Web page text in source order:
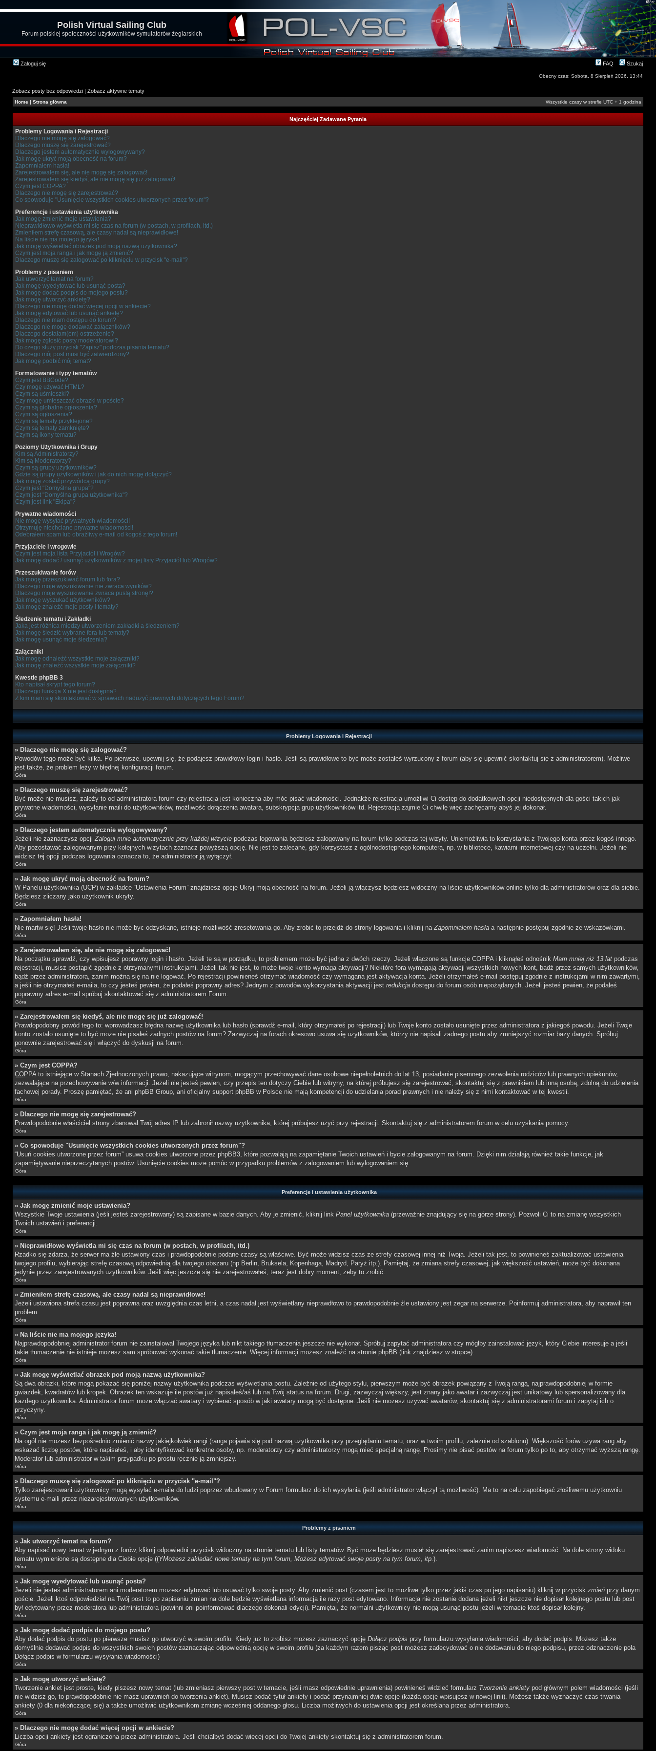
Polish Virtual Sailing Club
Forum polskiej społeczności użytkowników symulatorów żeglarskich
Zaloguj się FAQ Szukaj
Obecny czas: Sobota, 8 Sierpień 2026, 13:44
Zobacz posty bez odpowiedzi | Zobacz aktywne tematy
Home | Strona główna Wszystkie czasy w strefie UTC + 1 godzina
Najczęściej Zadawane Pytania
Problemy Logowania i Rejestracji
Dlaczego nie mogę się zalogować?
Dlaczego muszę się zarejestrować?
Dlaczego jestem automatycznie wylogowywany?
Jak mogę ukryć moją obecność na forum?
Zapomniałem hasła!
Zarejestrowałem się, ale nie mogę się zalogować!
Zarejestrowałem się kiedyś, ale nie mogę się już zalogować!
Czym jest COPPA?
Dlaczego nie mogę się zarejestrować?
Co spowoduje "Usunięcie wszystkich cookies utworzonych przez forum"?
Preferencje i ustawienia użytkownika
Jak mogę zmienić moje ustawienia?
Nieprawidłowo wyświetla mi się czas na forum (w postach, w profilach, itd.)
Zmieniłem strefę czasową, ale czasy nadal są nieprawidłowe!
Na liście nie ma mojego języka!
Jak mogę wyświetlać obrazek pod moją nazwą użytkownika?
Czym jest moja ranga i jak mogę ją zmienić?
Dlaczego muszę się zalogować po kliknięciu w przycisk "e-mail"?
Problemy z pisaniem
Jak utworzyć temat na forum?
Jak mogę wyedytować lub usunąć posta?
Jak mogę dodać podpis do mojego postu?
Jak mogę utworzyć ankietę?
Dlaczego nie mogę dodać więcej opcji w ankiecie?
Jak mogę edytować lub usunąć ankietę?
Dlaczego nie mam dostępu do forum?
Dlaczego nie mogę dodawać załączników?
Dlaczego dostałam(em) ostrzeżenie?
Jak mogę zgłosić posty moderatorowi?
Do czego służy przycisk "Zapisz" podczas pisania tematu?
Dlaczego mój post musi być zatwierdzony?
Jak mogę podbić mój temat?
Formatowanie i typy tematów
Czym jest BBCode?
Czy mogę używać HTML?
Czym są uśmieszki?
Czy mogę umieszczać obrazki w poście?
Czym są globalne ogłoszenia?
Czym są ogłoszenia?
Czym są tematy przyklejone?
Czym są tematy zamknięte?
Czym są ikony tematu?
Poziomy Użytkownika i Grupy
Kim są Administratorzy?
Kim są Moderatorzy?
Czym są grupy użytkowników?
Gdzie są grupy użytkowników i jak do nich mogę dołączyć?
Jak mogę zostać przywódcą grupy?
Czym jest "Domyślna grupa"?
Czym jest "Domyślna grupa użytkownika"?
Czym jest link "Ekipa"?
Prywatne wiadomości
Nie mogę wysyłać prywatnych wiadomości!
Otrzymuję niechciane prywatne wiadomości!
Odebrałem spam lub obraźliwy e-mail od kogoś z tego forum!
Przyjaciele i wrogowie
Czym jest moja lista Przyjaciół i Wrogów?
Jak mogę dodać / usunąć użytkowników z mojej listy Przyjaciół lub Wrogów?
Przeszukiwanie forów
Jak mogę przeszukiwać forum lub fora?
Dlaczego moje wyszukiwanie nie zwraca wyników?
Dlaczego moje wyszukiwanie zwraca pustą stronę!?
Jak mogę wyszukać użytkowników?
Jak mogę znaleźć moje posty i tematy?
Śledzenie tematu i Zakładki
Jaka jest różnica między utworzeniem zakładki a śledzeniem?
Jak mogę śledzić wybrane fora lub tematy?
Jak mogę usunąć moje śledzenia?
Załączniki
Jak mogę odnaleźć wszystkie moje załączniki?
Jak mogę znaleźć wszystkie moje załączniki?
Kwestie phpBB 3
Kto napisał skrypt tego forum?
Dlaczego funkcja X nie jest dostępna?
Z kim mam się skontaktować w sprawach nadużyć prawnych dotyczących tego Forum?
Problemy Logowania i Rejestracji
» Dlaczego nie mogę się zalogować?
Powodów tego może być kilka. Po pierwsze, upewnij się, że podajesz prawidłowy login i hasło. Jeśli są prawidłowe to być może zostałeś wyrzucony z forum (aby się upewnić skontaktuj się z administratorem). Możliwe
jest także, że problem leży w błędnej konfiguracji forum.
Góra
» Dlaczego muszę się zarejestrować?
Być może nie musisz, zależy to od administratora forum czy rejestracja jest konieczna aby móc pisać wiadomości. Jednakże rejestracja umożliwi Ci dostęp do dodatkowych opcji niedostępnych dla gości takich jak
prywatne wiadomości, wysyłanie maili do użytkowników, możliwość dołączenia awatara, subskrypcja grup użytkowników itd. Rejestracja zajmie Ci chwilę więc zachęcamy abyś jej dokonał.
Góra
» Dlaczego jestem automatycznie wylogowywany?
Jeżeli nie zaznaczysz opcjiZaloguj mnie automatycznie przy każdej wizycie podczas logowania będziesz zalogowany na forum tylko podczas tej wizyty. Uniemożliwia to korzystania z Twojego konta przez kogoś innego.
Aby pozostawać zalogowanym przy kolejnych wizytach zaznacz powyższą opcję. Nie jest to zalecane, gdy korzystasz z ogólnodostępnego komputera, np. w bibliotece, kawiarni internetowej czy na uczelni. Jeżeli nie
widzisz tej opcji podczas logowania oznacza to, że administrator ją wyłączył.
Góra
» Jak mogę ukryć moją obecność na forum?
W Panelu użytkownika (UCP) w zakładce “Ustawienia Forum” znajdziesz opcję Ukryj moją obecność na forum. Jeżeli ją włączysz będziesz widoczny na liście użytkowników online tylko dla administratorów oraz dla siebie.
Będziesz zliczany jako użytkownik ukryty.
Góra
» Zapomniałem hasła!
Nie martw się! Jeśli twoje hasło nie może byc odzyskane, istnieje możliwość zresetowania go. Aby zrobić to przejdź do strony logowania i kliknij naZapomniałem hasła a następnie postępuj zgodnie ze wskazówkami.
Góra
» Zarejestrowałem się, ale nie mogę się zalogować!
Na początku sprawdź, czy wpisujesz poprawny login i hasło. Jeżeli te są w porządku, to problemem może być jedna z dwóch rzeczy. Jeżeli włączone są funkcje COPPA i kliknąłeś odnośnik Mam mniej niż 13 lat podczas
rejestracji, musisz postąpić zgodnie z otrzymanymi instrukcjami. Jeżeli tak nie jest, to może twoje konto wymaga aktywacji? Niektóre fora wymagają aktywacji wszystkich nowych kont, bądź przez samych użytkowników,
bądź przez administratora, zanim można się na nie logować. Po rejestracji powinieneś otrzymać wiadomość czy wymagana jest aktywacja konta. Jeżeli otrzymałeś e-mail postępuj zgodnie z instrukcjami w nim zawartymi,
a jeśli nie otrzymałeś e-maila, to czy jesteś pewien, że podałeś poprawny adres? Jednym z powodów wykorzystania aktywacji jest redukcja dostępu do forum osób niepożądanych. Jeżeli jesteś pewien, że podałeś
poprawmy adres e-mail spróbuj skontaktować się z administratorem Forum.
Góra
» Zarejestrowałem się kiedyś, ale nie mogę się już zalogować!
Prawdopodobny powód tego to: wprowadzasz błędna nazwę użytkownika lub hasło (sprawdź e-mail, który otrzymałeś po rejestracji) lub Twoje konto zostało usunięte przez administratora z jakiegoś powodu. Jeżeli Twoje
konto zostało usunięte to być może nie pisałeś żadnych postów na forum? Zazwyczaj na forach okresowo usuwa się użytkowników, którzy nie napisali żadnego postu aby zmniejszyć rozmiar bazy danych. Spróbuj
ponownie zarejestrować się i włączyć do dyskusji na forum.
Góra
» Czym jest COPPA?
COPPAto istniejące w Stanach Zjednoczonych prawo, nakazujące witrynom, mogącym przechowywać dane osobowe niepełnoletnich do lat 13, posiadanie pisemnego zezwolenia rodziców lub prawnych opiekunów,
zezwalające na przechowywanie w/w informacji. Jeżeli nie jesteś pewien, czy przepis ten dotyczy Ciebie lub witryny, na której próbujesz się zarejestrować, skontaktuj się z prawnikiem lub inną osobą, zdolną do udzielenia
fachowej porady. Proszę pamiętać, że ani phpBB Group, ani oficjalny support phpBB w Polsce nie mają kompetencji do udzielania porad prawnych i nie należy się z nimi kontaktować w tej kwestii.
Góra
» Dlaczego nie mogę się zarejestrować?
Prawdopodobnie właściciel strony zbanował Twój adres IP lub zabronił nazwy użytkownika, której próbujesz użyć przy rejestracji. Skontaktuj się z administratorem forum w celu uzyskania pomocy.
Góra
» Co spowoduje "Usunięcie wszystkich cookies utworzonych przez forum"?
“Usuń cookies utworzone przez forum” usuwa cookies utworzone przez phpBB3, które pozwalają na zapamiętanie Twoich ustawień i bycie zalogowanym na forum. Dzięki nim działają również takie funkcje, jak
zapamiętywanie nieprzeczytanych postów. Usunięcie cookies może pomóc w przypadku problemów z zalogowaniem lub wylogowaniem się.
Góra
Preferencje i ustawienia użytkownika
» Jak mogę zmienić moje ustawienia?
Wszystkie Twoje ustawienia (jeśli jesteś zarejestrowany) są zapisane w bazie danych. Aby je zmienić, kliknij link Panel użytkownika (przeważnie znajdujący się na górze strony). Pozwoli Ci to na zmianę wszystkich
Twoich ustawień i preferencji.
Góra
» Nieprawidłowo wyświetla mi się czas na forum (w postach, w profilach, itd.)
Rzadko się zdarza, że serwer ma źle ustawiony czas i prawdopodobnie podane czasy są właściwe. Być może widzisz czas ze strefy czasowej innej niż Twoja. Jeżeli tak jest, to powinieneś zaktualizować ustawienia
twojego profilu, wybierając strefę czasową odpowiednią dla twojego obszaru (np Berlin, Bruksela, Kopenhaga, Madryd, Paryż itp.). Pamiętaj, że zmiana strefy czasowej, jak większość ustawień, może być dokonana
jedynie przez zarejestrowanych użytkowników. Jeśli więc jeszcze się nie zarejestrowałeś, teraz jest dobry moment, żeby to zrobić.
Góra
» Zmieniłem strefę czasową, ale czasy nadal są nieprawidłowe!
Jeżeli ustawiona strefa czasu jest poprawna oraz uwzględnia czas letni, a czas nadal jest wyświetlany nieprawdłowo to prawdopodobnie źle ustawiony jest zegar na serwerze. Poinformuj administratora, aby naprawił ten
problem.
Góra
» Na liście nie ma mojego języka!
Najprawdopodobniej administrator forum nie zainstalował Twojego języka lub nikt takiego tłumaczenia jeszcze nie wykonał. Spróbuj zapytać administratora czy mógłby zainstalować język, który Ciebie interesuje a jeśli
takie tłumaczenie nie istnieje możesz sam spróbować wykonać takie tłumaczenie. Więcej informacji możesz znaleźć na stronie phpBB (link znajdziesz w stopce).
Góra
» Jak mogę wyświetlać obrazek pod moją nazwą użytkownika?
Są dwa obrazki, które mogą pokazać się poniżej nazwy użytkownika podczas wyświetlania postu. Zależnie od użytego stylu, pierwszym może być obrazek powiązany z Twoją rangą, najprawdopodobniej w formie
gwiazdek, kwadratów lub kropek. Obrazek ten wskazuje ile postów już napisałeś/aś lub na Twój status na forum. Drugi, zazwyczaj większy, jest znany jako awatar i zazwyczaj jest unikatowy lub spersonalizowany dla
każdego użytkownika. Administrator forum może włączać awatary i wybierać sposób w jaki awatary mogą być dostępne. Jeśli nie możesz używać awatarów, skontaktuj się z administratorami forum i zapytaj ich o
przyczyny.
Góra
» Czym jest moja ranga i jak mogę ją zmienić?
Na ogół nie możesz bezpośrednio zmienić nazwy jakiejkolwiek rangi (ranga pojawia się pod nazwą użytkownika przy przeglądaniu tematu, oraz w twoim profilu, zależnie od szablonu). Większość forów używa rang aby
wskazać liczbę postów, które napisałeś, i aby identyfikować konkretne osoby, np. moderatorzy czy administratorzy mogą mieć specjalną rangę. Prosimy nie pisać postów na forum tylko po to, aby otrzymać wyższą rangę.
Moderator lub administrator w takim przypadku po prostu ręcznie ją zmniejszy.
Góra
» Dlaczego muszę się zalogować po kliknięciu w przycisk "e-mail"?
Tylko zarejestrowani użytkownicy mogą wysyłać e-maile do ludzi poprzez wbudowany w Forum formularz do ich wysyłania (jeśli administrator włączył tą możliwość). Ma to na celu zapobiegać złośliwemu użytkowniu
systemu e-maili przez niezarejestrowanych użytkowników.
Góra
Problemy z pisaniem
» Jak utworzyć temat na forum?
Aby napisać nowy temat w jednym z forów, kliknij odpowiedni przycisk widoczny na stronie tematu lub listy tematów. Być może będziesz musiał się zarejestrować zanim napiszesz wiadomość. Na dole strony widoku
tematu wymienione są dostępne dla Ciebie opcje ((YMożesz zakładać nowe tematy na tym forum, Możesz edytować swoje posty na tym forum, itp.).
Góra
» Jak mogę wyedytować lub usunąć posta?
Jeżeli nie jesteś administratorem ani moderatorem możesz edytować lub usuwać tylko swoje posty. Aby zmienić post (czasem jest to możliwe tylko przez jakiś czas po jego napisaniu) kliknij w przycisk zmień przy danym
poście. Jeżeli ktoś odpowiedział na Twój post to po zapisaniu zmian na dole będzie wyświetlana informacja ile razy post edytowano. Informacja nie zostanie dodana jeżeli nikt jeszcze nie dopisał kolejnego postu lub post
był edytowany przez moderatora lub administratora (powinni oni poinformować dlaczego dokonali edycji). Pamiętaj, że normalni użytkownicy nie mogą usunąć postu jeżeli w temacie ktoś dopisał kolejny.
Góra
» Jak mogę dodać podpis do mojego postu?
Aby dodać podpis do postu po pierwsze musisz go utworzyć w swoim profilu. Kiedy już to zrobisz możesz zaznaczyć opcję Dołącz podpis przy formularzu wysyłania wiadomości, aby dodać podpis. Możesz także
domyślnie dodawać podpis do wszystkich swoich postów zaznaczając odpowiednią opcję w swoim profilu (za każdym razem pisząc post możesz zadecydować o nie dodawaniu do niego podpisu, przez odznaczenie pola
Dołącz podpis w formularzu wysyłania wiadomości)
Góra
» Jak mogę utworzyć ankietę?
Tworzenie ankiet jest proste, kiedy piszesz nowy temat (lub zmieniasz pierwszy post w temacie, jeśli masz odpowiednie uprawnienia) powinieneś widzieć formularz Tworzenie ankiety pod głównym polem wiadomości (jeśli
nie widzisz go, to prawdopodobnie nie masz uprawnień do tworzenia ankiet). Musisz podać tytuł ankiety i podać przynajmniej dwie opcje (każdą opcję wpisujesz w nowej linii). Możesz także wyznaczyć czas trwania
ankiety (0 dla niekończącej się) a także umożliwić użytkownikom zmianę wcześniej oddanego głosu. Liczba możliwych do ustawienia opcji jest określana przez administratora.
Góra
» Dlaczego nie mogę dodać więcej opcji w ankiecie?
Liczba opcji ankiety jest ograniczona przez administratora. Jeśli chciałbyś dodać więcej opcji do Twojej ankiety skontaktuj się z administratorem forum.
Góra